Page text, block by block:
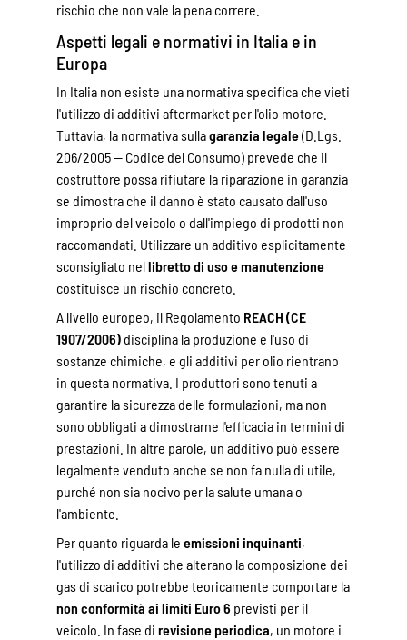
rischio che non vale la pena correre.
Aspetti legali e normativi in Italia e in
Europa
In Italia non esiste una normativa specifica che vieti
l'utilizzo di additivi aftermarket per l'olio motore.
Tuttavia, la normativa sullagaranzia legale(D.Lgs.
206/2005 — Codice del Consumo) prevede che il
costruttore possa rifiutare la riparazione in garanzia
se dimostra che il danno è stato causato dall'uso
improprio del veicolo o dall'impiego di prodotti non
raccomandati. Utilizzare un additivo esplicitamente
sconsigliato nellibretto di uso e manutenzione
costituisce un rischio concreto.
A livello europeo, il Regolamento REACH (CE
1907/2006)disciplina la produzione e l'uso di
sostanze chimiche, e gli additivi per olio rientrano
in questa normativa. I produttori sono tenuti a
garantire la sicurezza delle formulazioni, ma non
sono obbligati a dimostrarne l'efficacia in termini di
prestazioni. In altre parole, un additivo può essere
legalmente venduto anche se non fa nulla di utile,
purché non sia nocivo per la salute umana o
l'ambiente.
Per quanto riguarda le emissioni inquinanti,
l'utilizzo di additivi che alterano la composizione dei
gas di scarico potrebbe teoricamente comportare la
non conformità ai limiti Euro 6 previsti per il
veicolo. In fase di revisione periodica, un motore i